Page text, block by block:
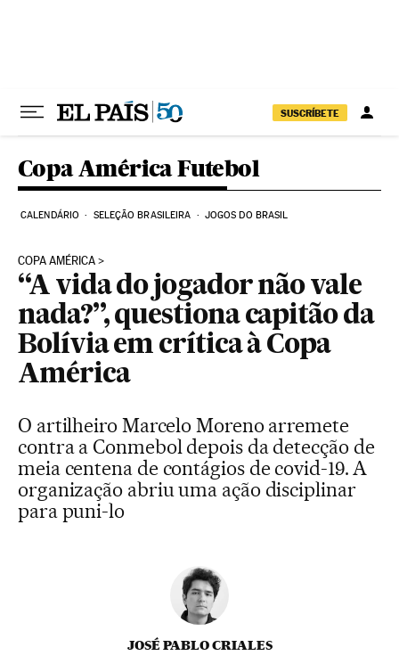
SUSCRÍBETE
Copa América Futebol
CALENDÁRIO SELEÇÃO BRASILEIRA JOGOS DO BRASIL
COPA AMÉRICA
“A vida do jogador não vale
nada?”, questiona capitão da
Bolívia em crítica à Copa
América
O artilheiro Marcelo Moreno arremete
contra a Conmebol depois da detecção de
meia centena de contágios de covid-19. A
organização abriu uma ação disciplinar
para puni-lo
JOSÉ PABLO CRIALES